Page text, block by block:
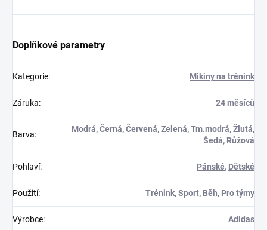
Doplňkové parametry
Kategorie: Mikiny na trénink
Záruka: 24 měsíců
Barva:
Modrá, Černá, Červená, Zelená, Tm.modrá, Žlutá,
Šedá, Růžová
Pohlaví: Pánské, Dětské
Použití: Trénink,Sport, Běh, Pro týmy
Výrobce: Adidas